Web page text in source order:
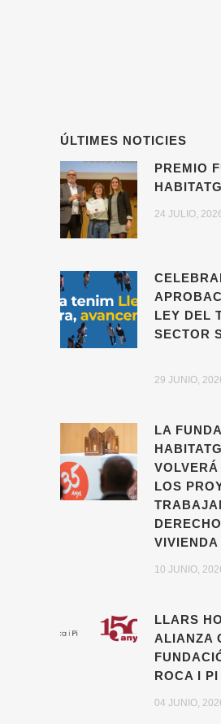
ÚLTIMES NOTICIES
PREMIO
24 JULIO,
LEY DEL
SECTOR
29 JUNIO,
LA
LOS
VIVIENDA
10 JUNIO,
LLARS
ALIANZA
ROCA I PI
04 JUNIO,